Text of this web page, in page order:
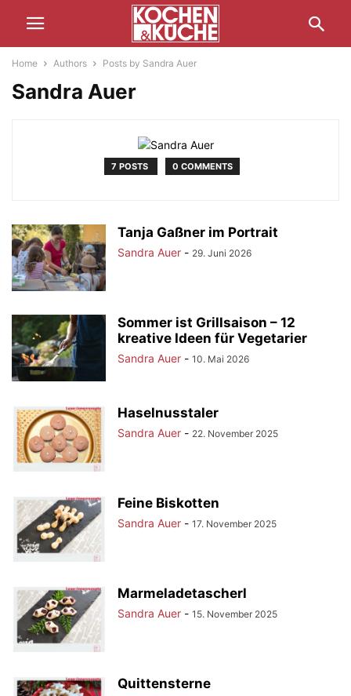
Home Authors Posts by Sandra Auer
Sandra Auer
7 POSTS 0 COMMENTS
Tanja Gaßner im Portrait
Sandra Auer - 29. Juni 2026
Sommer ist Grillsaison – 12
kreative Ideen für Vegetarier
Sandra Auer - 10. Mai 2026
Haselnusstaler
Sandra Auer - 22. November 2025
Feine Biskotten
Sandra Auer - 17. November 2025
Marmeladetascherl
Sandra Auer - 15. November 2025
Quittensterne